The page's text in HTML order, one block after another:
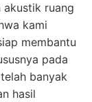
akustik ruang
kami
membantu
pada
banyak
hasil